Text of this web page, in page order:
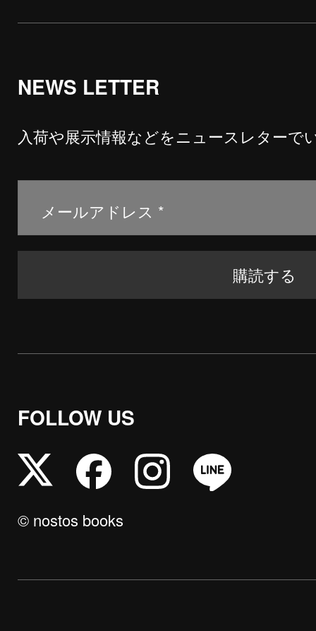
NEWS LETTER
入荷や展示情報などをニュースレターで
FOLLOW US
© nostos books